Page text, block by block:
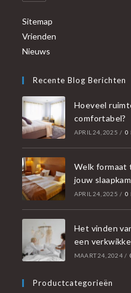
Sitemap
Vrienden
Nieuws
Recente Blog Berichten
Hoeveel
comfortabel?
APRIL 24, 2025 / 0
Welk formaat
jouw
APRIL 24, 2025 / 0
Het vinden
een
MAART 24, 2024 /
Productcategorieën